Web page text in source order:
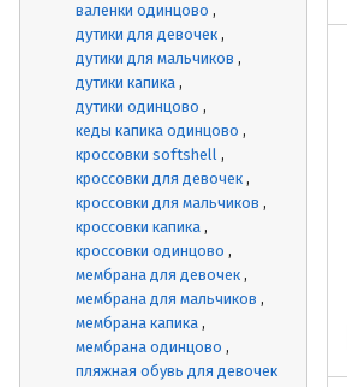
валенки одинцово
дутики для девочек
дутики для мальчиков
дутики капика
дутики одинцово
кеды капика одинцово
кроссовки softshell
кроссовки для девочек
кроссовки для мальчиков
кроссовки капика
кроссовки одинцово
мембрана для девочек
мембрана для мальчиков
мембрана капика
мембрана одинцово
пляжная обувь для девочек